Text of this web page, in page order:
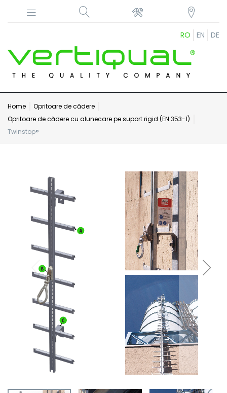
RO EN DE
Home
Opritoare de cădere
Opritoare de cădere cu alunecare pe suport rigid (EN 353-1)
Twinstop®